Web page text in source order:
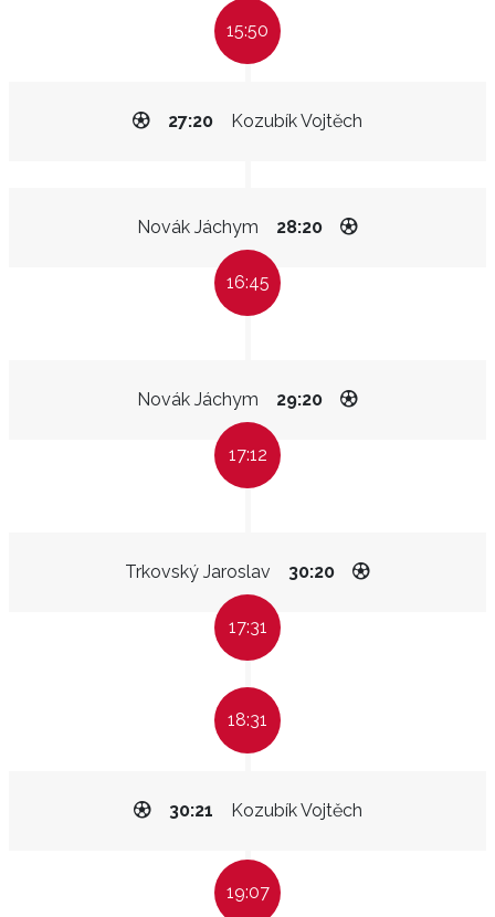
15:50
Kozubík Vojtěch
27:20
Novák Jáchym 28:20
16:45
Novák Jáchym 29:20
17:12
Trkovský Jaroslav 30:20
17:31
18:31
Kozubík Vojtěch
30:21
19:07